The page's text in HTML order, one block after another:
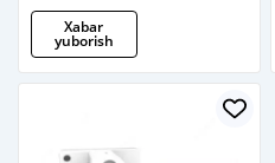
Xabar
yuborish